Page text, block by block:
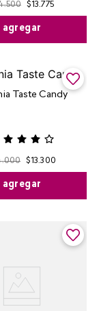
.500 $13.775
agregar
Taste Candy
.000 $13.300
agregar